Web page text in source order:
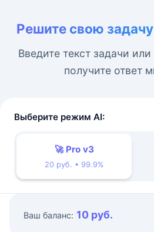
Решите свою
Введите текст задачи
получите ответ
Выберите режим AI:
🚀 Pro v3
20 руб. • 99.9%
Ваш баланс: 10 руб.